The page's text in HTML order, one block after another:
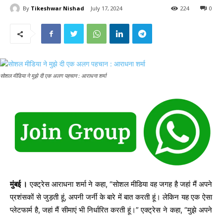
By Tikeshwar Nishad July 17, 2024 0
224
सोशल मीडिया ने मुझे दी एक अलग पहचान : आराधना शर्मा
मुंबई । एक्ट्रेस आराधना शर्मा ने कहा, “सोशल मीडिया वह जगह है जहां मैं अपने
प्रशंसकों से जुड़ती हूं, अपनी जर्नी के बारे में बात करती हूं। लेकिन यह एक ऐसा
प्लेटफार्म है, जहां मैं सीमाएं भी निर्धारित करती हूं।” एक्ट्रेस ने कहा, “मुझे अपने